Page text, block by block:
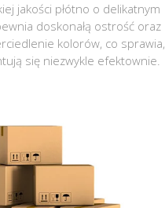
jakości płótno o delikatnym
doskonałą ostrość oraz
kolorów, co sprawia,
się niezwykle efektownie.